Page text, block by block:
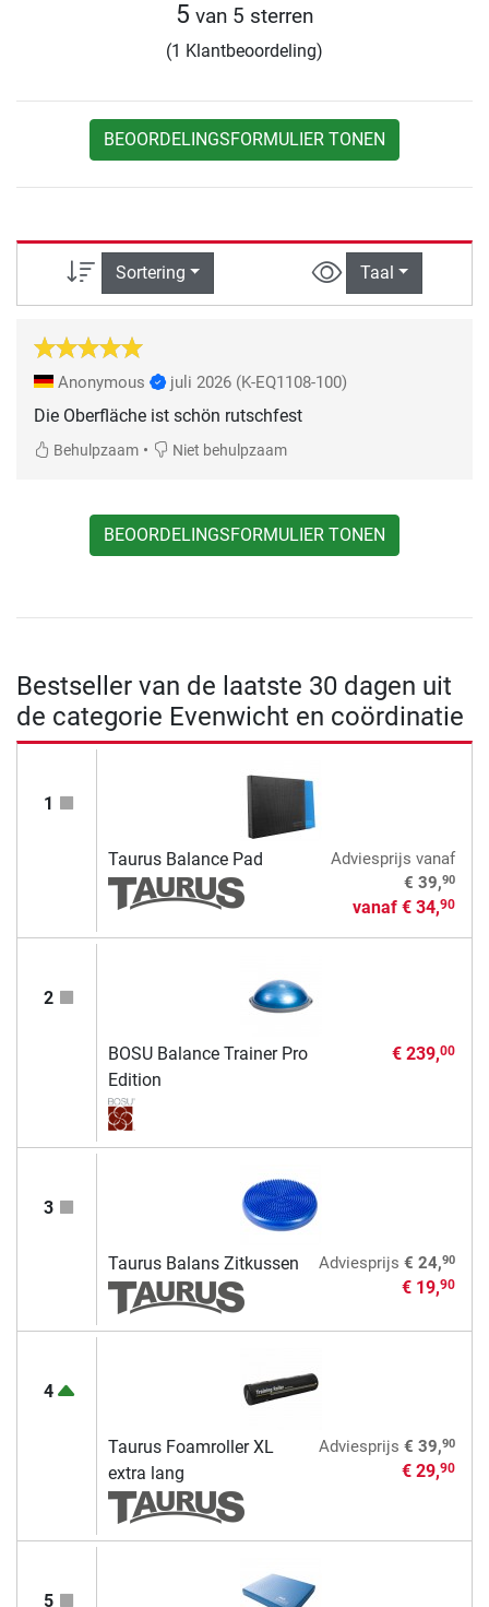
5 van 5 sterren
(1 Klantbeoordeling)
BEOORDELINGSFORMULIER TONEN
Sortering Taal
Anonymous juli 2026 (K-EQ1108-100)
Die Oberfläche ist schön rutschfest
Behulpzaam • Niet behulpzaam
BEOORDELINGSFORMULIER TONEN
Bestseller van de laatste 30 dagen uit
de categorie Evenwicht en coördinatie
1
Taurus Balance Pad Adviesprijs vanaf
€ 39,90
vanaf € 34,90
2
BOSU Balance Trainer Pro
Edition
€ 239,00
3
Taurus Balans Zitkussen Adviesprijs € 24,90
€ 19,90
4
Taurus Foamroller XL
extra lang
Adviesprijs € 39,90
€ 29,90
5